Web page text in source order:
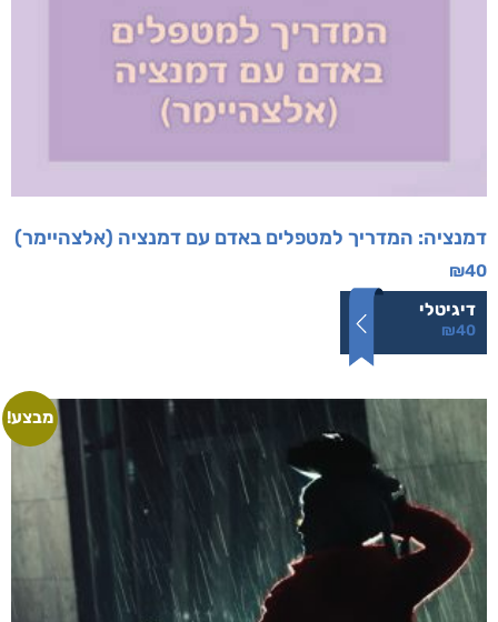
דמנציה: המדריך למטפלים באדם עם דמנציה (אלצהיימר)
₪40
דיגיטלי
₪40
מבצע!